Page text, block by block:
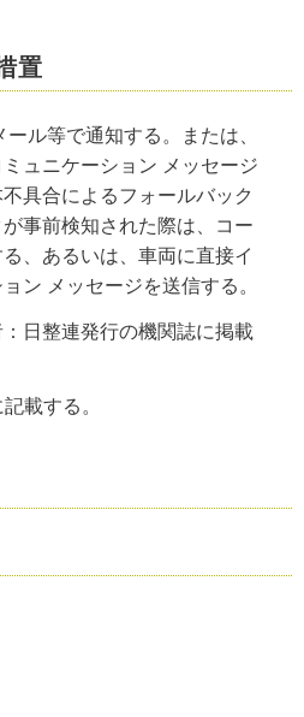
置
ル等で通知する。または、
ュニケーション メッセージ
具合によるフォールバック
事前検知された際は、コー
、あるいは、車両に直接イ
ン メッセージを送信する。
日整連発行の機関誌に掲載
載する。